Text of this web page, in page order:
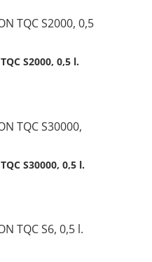
S2000, 0,5 l.
S30000, 0,5 l.